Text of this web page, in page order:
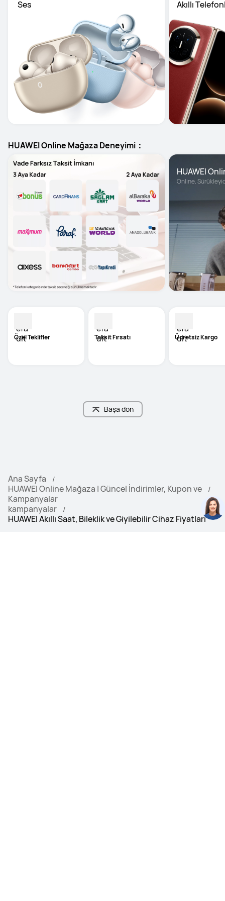
Ses Akıllı
HUAWEI Online Mağaza Deneyimi：
HUAWEI
Online,
Özel Teklifler Taksit Fırsatı Ücretsiz Kargo
Başa dön
Ana Sayfa
HUAWEI Online Mağaza | Güncel İndirimler, Kupon ve
Kampanyalar
kampanyalar
HUAWEI Akıllı Saat, Bileklik ve Giyilebilir Cihaz Fiyatları